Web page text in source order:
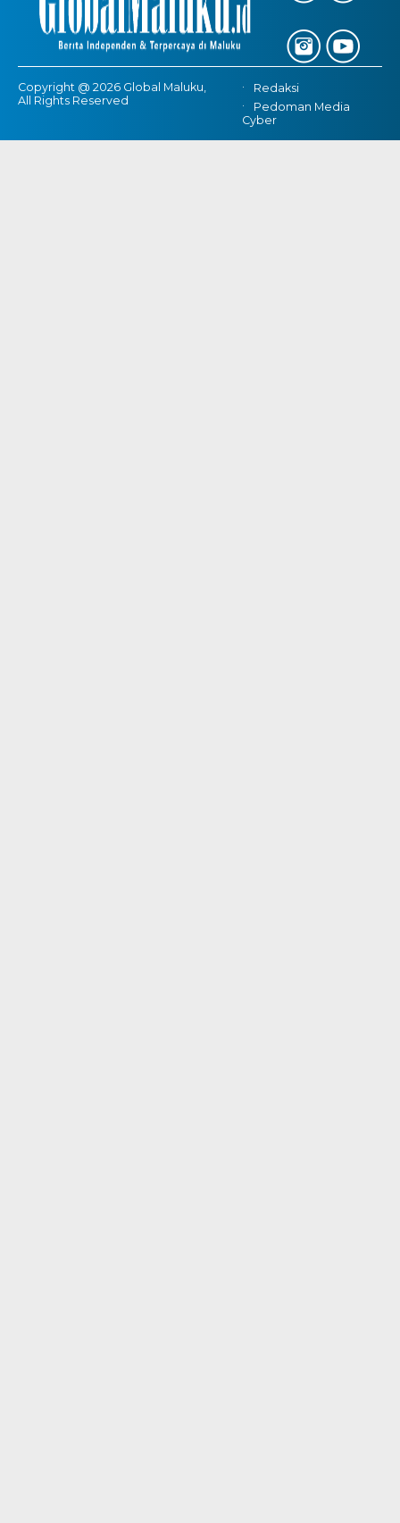
Copyright @ 2026 Global Maluku,
All Rights Reserved
Redaksi
Pedoman Media
Cyber